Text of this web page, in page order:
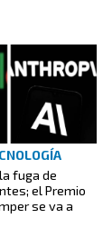
fuga de
el Premio
se va a